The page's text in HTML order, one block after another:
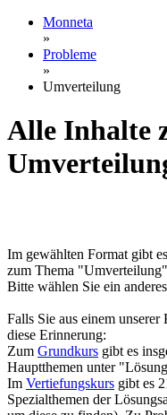
Monneta
»
Probleme
»
Umverteilung
Alle Inhalte
Im gewählten Format gibt
zum Thema
Bitte wählen Sie ein
Falls Sie aus einem
diese Erinnerung:
Zum Grundkurs gibt es
Hauptthemen unter
Im Vertiefungskurs gibt es
Spezialthemen der